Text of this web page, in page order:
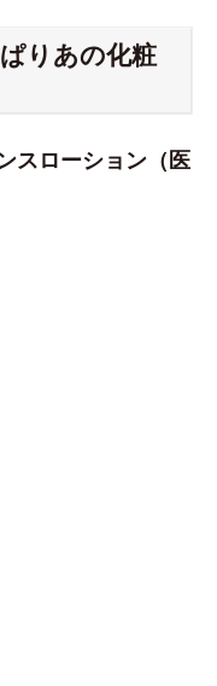
りあの化粧
ローション（医